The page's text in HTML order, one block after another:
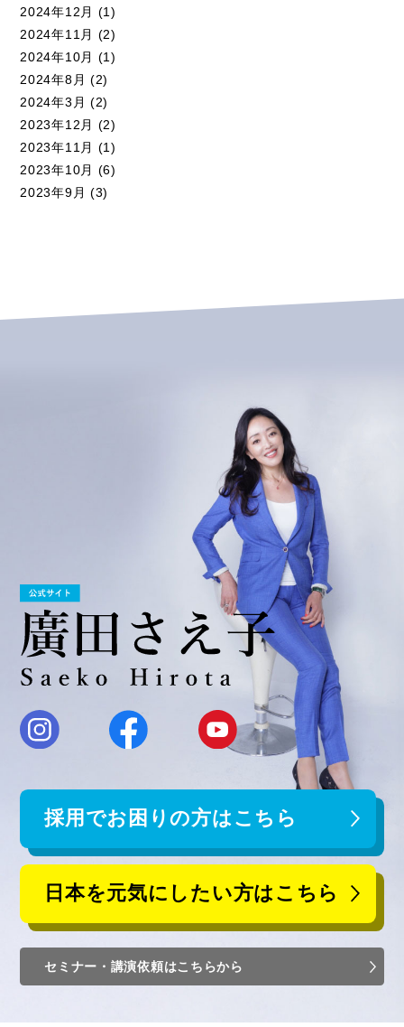
2024年12月 (1)
2024年11月 (2)
2024年10月 (1)
2024年8月 (2)
2024年3月 (2)
2023年12月 (2)
2023年11月 (1)
2023年10月 (6)
2023年9月 (3)
採用でお困りの方はこちら
日本を元気にしたい方はこちら
セミナー・講演依頼はこちらから